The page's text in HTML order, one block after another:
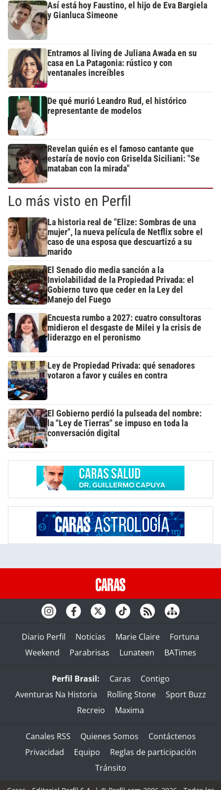
Así está hoy Faustino, el hijo de Eva Bargiela
y Gianluca Simeone
Entramos al living de Juliana Awada en su
casa en La Patagonia: rústico y con
ventanales increíbles
De qué murió Leandro Rud, el histórico
representante de modelos
Revelan quién es el famoso cantante que
estaría de novio con Griselda Siciliani: "Se
mataban con la mirada"
Lo más visto en Perfil
La historia real de "Elize: Sombras de una
mujer", la nueva película de Netflix sobre el
caso de una esposa que descuartizó a su
marido
El Senado dio media sanción a la
Inviolabilidad de la Propiedad Privada: el
Gobierno tuvo que ceder en la Ley del
Manejo del Fuego
Encuesta rumbo a 2027: cuatro consultoras
midieron el desgaste de Milei y la crisis de
liderazgo en el peronismo
Ley de Propiedad Privada: qué senadores
votaron a favor y cuáles en contra
El Gobierno perdió la pulseada del nombre:
la "Ley de Tierras" se impuso en toda la
conversación digital
Diario Perfil Noticias Marie Claire
Fortuna
Weekend
Parabrisas Lunateen BATimes
Perfil Brasil: Caras
Contigo
Aventuras Na Historia
Rolling Stone
Sport Buzz
Recreio
Maxima
Canales RSS Quienes Somos
Contáctenos
Privacidad
Equipo
Reglas de participación
Tránsito